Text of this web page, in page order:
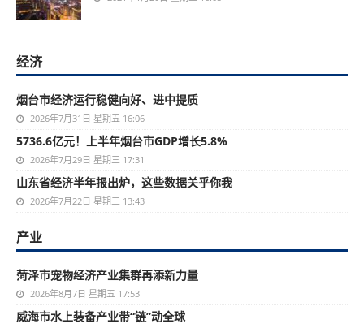
经济
烟台市经济运行稳健向好、进中提质
2026年7月31日 星期五 16:06
5736.6亿元！上半年烟台市GDP增长5.8%
2026年7月29日 星期三 17:31
山东省经济半年报出炉，这些数据关乎你我
2026年7月22日 星期三 13:43
产业
菏泽市宠物经济产业集群再添新力量
2026年8月7日 星期五 17:53
威海市水上装备产业带“链”动全球